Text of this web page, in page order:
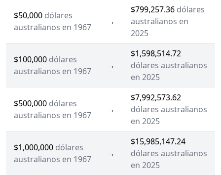
$50,000 dólares
australianos en 1967
→
$799,257.36 dólares
australianos en
2025
$100,000 dólares
australianos en 1967
→
$1,598,514.72
dólares australianos
en 2025
$500,000 dólares
australianos en 1967
→
$7,992,573.62
dólares australianos
en 2025
$1,000,000 dólares
australianos en 1967
→
$15,985,147.24
dólares australianos
en 2025